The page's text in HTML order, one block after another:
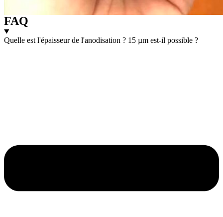
FAQ
Quelle est l'épaisseur de l'anodisation ? 15 µm est-il possible ?